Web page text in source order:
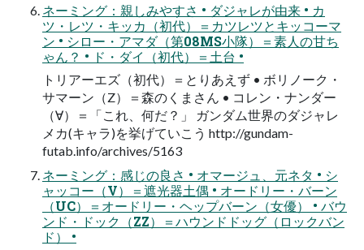
ネーミング：親しみやすさ • ダジャレが由来 • カ
ツ・レツ・キッカ（初代）＝カツレツとキッコーマ
ン • シロー・アマダ（第08MS小隊）＝素人の甘ち
ゃん？ • ド・ダイ（初代）＝土台 •
トリアーエズ（初代）＝とりあえず • ボリノーク・
サマーン（Z）＝森のくまさん • コレン・ナンダー
（∀）＝「これ、何だ？」 ガンダム世界のダジャレ
メカ(キャラ)を挙げていこう http://gundam-
futab.info/archives/5163
ネーミング：感じの良さ • オマージュ、元ネタ • シ
ャッコー（V）＝遮光器土偶 • オードリー・バーン
（UC）＝オードリー・ヘップバーン（女優） • バウ
ンド・ドック（ZZ）＝ハウンドドッグ（ロックバン
ド） •